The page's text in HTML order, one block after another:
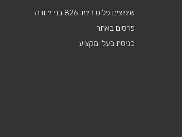
שיפוצים פלוס רימון 826 בני יהודה
פרסום באתר
כניסת בעלי מקצוע